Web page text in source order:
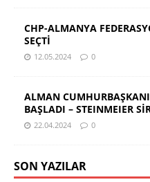
CHP-ALMANYA
SEÇTİ
12.05.2024 0
ALMAN
BAŞLADI – STEINMEIER
22.04.2024 0
SON YAZILAR